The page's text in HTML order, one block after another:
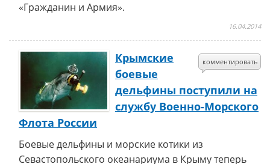
«Гражданин и Армия».
16.04.2014
комментировать
Крымские
боевые
дельфины поступили на
службу Военно-Морского
Флота России
Боевые дельфины и морские котики из
Севастопольского океанариума в Крыму теперь